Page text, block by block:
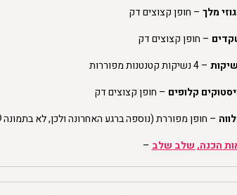
מלך – חופן קצוצים דק
– חופן קצוצים דק
– 4 נשיקות קטנטנות מפוררות
קלופים – חופן קצוצים דק
– חופן מפוררת (נוספה ברגע האחרונה ולכן, לא בתמונה
הכנה, שלב שלב–